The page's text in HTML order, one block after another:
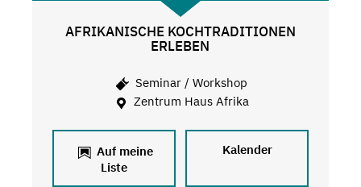
AFRIKANISCHE KOCHTRADITIONEN
ERLEBEN
Seminar / Workshop
Zentrum Haus Afrika
Auf meine
Liste
Kalender